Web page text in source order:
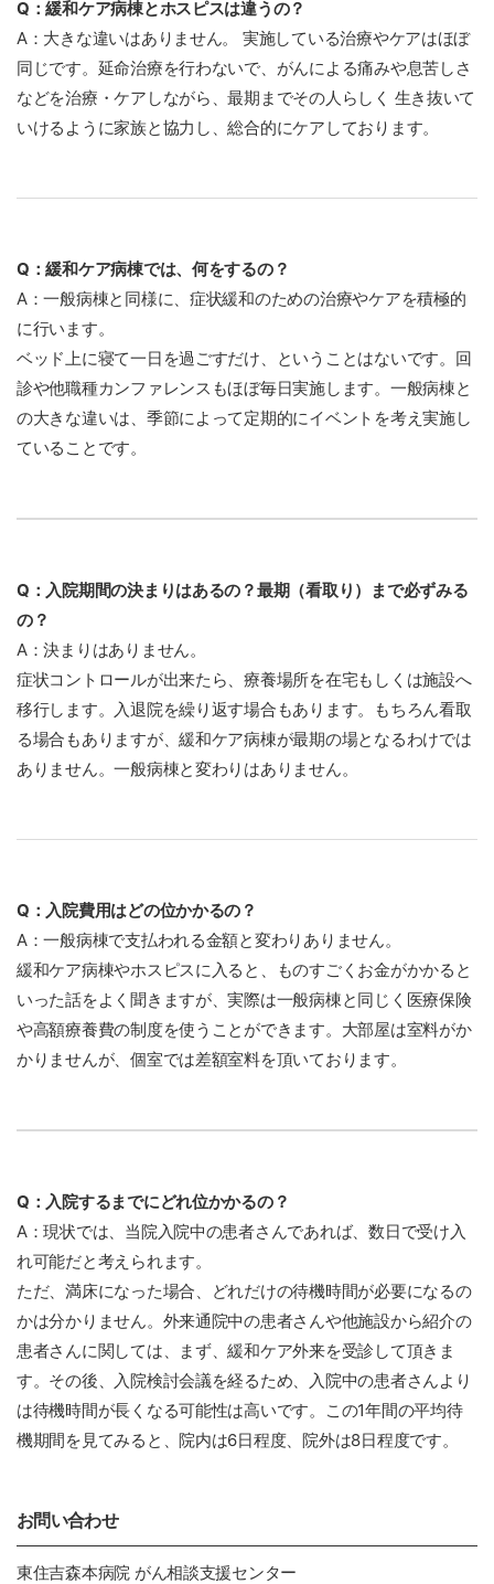
Q：緩和ケア病棟とホスピスは違うの？
A：大きな違いはありません。 実施している治療やケアはほぼ
同じです。延命治療を行わないで、がんによる痛みや息苦しさ
などを治療・ケアしながら、最期までその人らしく 生き抜いて
いけるように家族と協力し、総合的にケアしております。
Q：緩和ケア病棟では、何をするの？
A：一般病棟と同様に、症状緩和のための治療やケアを積極的
に行います。
ベッド上に寝て一日を過ごすだけ、ということはないです。回
診や他職種カンファレンスもほぼ毎日実施します。一般病棟と
の大きな違いは、季節によって定期的にイベントを考え実施し
ていることです。
Q：入院期間の決まりはあるの？最期（看取り）まで必ずみる
の？
A：決まりはありません。
症状コントロールが出来たら、療養場所を在宅もしくは施設へ
移行します。入退院を繰り返す場合もあります。もちろん看取
る場合もありますが、緩和ケア病棟が最期の場となるわけでは
ありません。一般病棟と変わりはありません。
Q：入院費用はどの位かかるの？
A：一般病棟で支払われる金額と変わりありません。
緩和ケア病棟やホスピスに入ると、ものすごくお金がかかると
いった話をよく聞きますが、実際は一般病棟と同じく医療保険
や高額療養費の制度を使うことができます。大部屋は室料がか
かりませんが、個室では差額室料を頂いております。
Q：入院するまでにどれ位かかるの？
A：現状では、当院入院中の患者さんであれば、数日で受け入
れ可能だと考えられます。
ただ、満床になった場合、どれだけの待機時間が必要になるの
かは分かりません。外来通院中の患者さんや他施設から紹介の
患者さんに関しては、まず、緩和ケア外来を受診して頂きま
す。その後、入院検討会議を経るため、入院中の患者さんより
は待機時間が長くなる可能性は高いです。この1年間の平均待
機期間を見てみると、院内は6日程度、院外は8日程度です。
お問い合わせ
東住吉森本病院 がん相談支援センター